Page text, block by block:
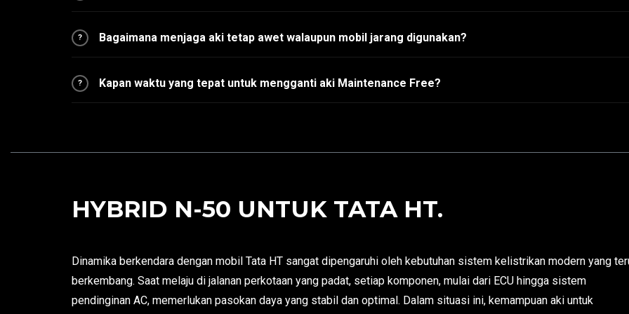
? Bagaimana menjaga aki tetap awet walaupun mobil jarang digunakan?
? Kapan waktu yang tepat untuk mengganti aki Maintenance Free?
HYBRID N-50 UNTUK TATA HT.
Dinamika berkendara dengan mobil Tata HT sangat dipengaruhi oleh kebutuhan sistem kelistrikan modern yang
berkembang. Saat melaju di jalanan perkotaan yang padat, setiap komponen, mulai dari ECU hingga sistem
pendinginan AC, memerlukan pasokan daya yang stabil dan optimal. Dalam situasi ini, kemampuan aki untuk